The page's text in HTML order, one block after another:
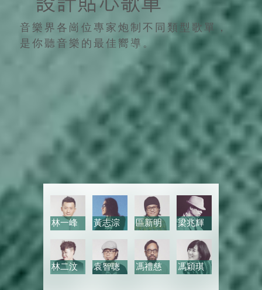
音樂界各崗位專家炮制不同類型歌單，
是你聽音樂的最佳嚮導。
林一峰 黃志淙 區新明 梁兆輝
林二汶 袁智聰 馮禮慈 馮穎琪